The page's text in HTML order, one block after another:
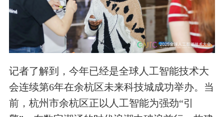
记者了解到，今年已经是全球人工智能技术大
会连续第6年在余杭区未来科技城成功举办。当
前，杭州市余杭区正以人工智能为强劲“引